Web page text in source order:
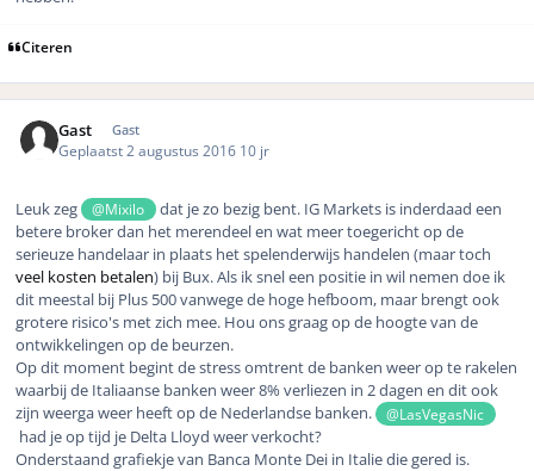
Citeren
Gast Gast
Geplaatst 2 augustus 2016 10 jr
Leuk zeg @Mixilo
dat je zo bezig bent. IG Markets is inderdaad een
betere broker dan het merendeel en wat meer toegericht op de
serieuze handelaar in plaats het spelenderwijs handelen (maar toch
veel kosten betalen) bij Bux. Als ik snel een positie in wil nemen doe ik
dit meestal bij Plus 500 vanwege de hoge hefboom, maar brengt ook
grotere risico's met zich mee. Hou ons graag op de hoogte van de
ontwikkelingen op de beurzen.
Op dit moment begint de stress omtrent de banken weer op te rakelen
waarbij de Italiaanse banken weer 8% verliezen in 2 dagen en dit ook
zijn weerga weer heeft op de Nederlandse banken.
@LasVegasNic
had je op tijd je Delta Lloyd weer verkocht?
Onderstaand grafiekje van Banca Monte Dei in Italie die gered is.